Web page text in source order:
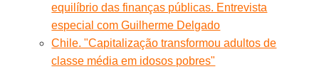
equilíbrio das finanças públicas. Entrevista
especial com Guilherme Delgado
Chile. "Capitalização transformou adultos de
classe média em idosos pobres"